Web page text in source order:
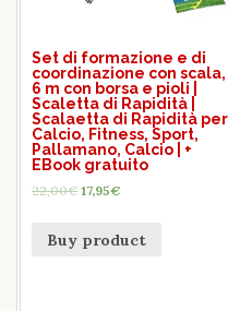
Set di formazione e di
coordinazione con scala,
6 m con borsa e pioli |
Scaletta di Rapidità |
Scalaetta di Rapidità per
Calcio, Fitness, Sport,
Pallamano, Calcio | +
EBook gratuito
22,00€ 17,95€
Buy product